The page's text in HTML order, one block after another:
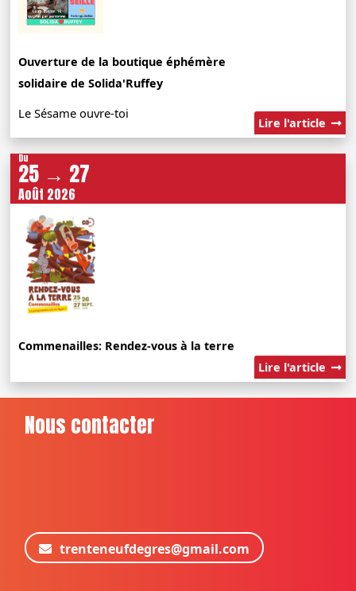
Ouverture de la boutique éphémère
solidaire de Solida'Ruffey
Le Sésame ouvre-toi
Lire l'article
Du
25 → 27
Août 2026
Commenailles: Rendez-vous à la terre
Lire l'article
Nous contacter
trenteneufdegres@gmail.com